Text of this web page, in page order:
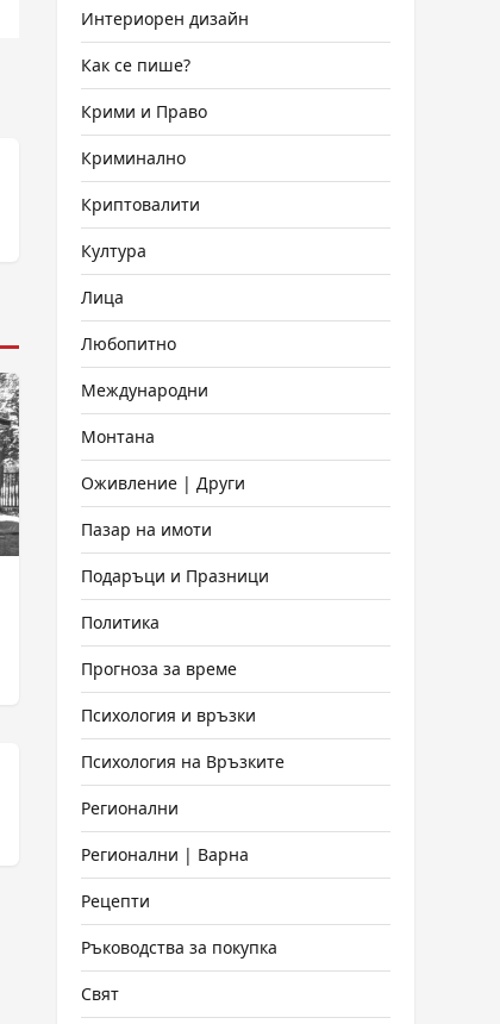
Интериорен дизайн
Как се пише?
Крими и Право
Криминално
Криптовалити
Култура
Лица
Любопитно
Международни
Монтана
Оживление | Други
Пазар на имоти
Подаръци и Празници
Политика
Прогноза за време
Психология и връзки
Психология на Връзките
Регионални
Регионални | Варна
Рецепти
Ръководства за покупка
Свят